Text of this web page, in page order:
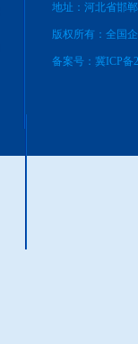
地址：河北省邯
版权所有：全国
备案号： 冀ICP备